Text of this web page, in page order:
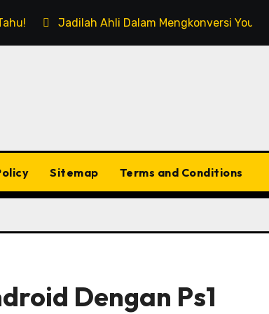
Jadilah Ahli Dalam Mengkonversi
Sitemap Terms and Conditions
Dengan Ps1